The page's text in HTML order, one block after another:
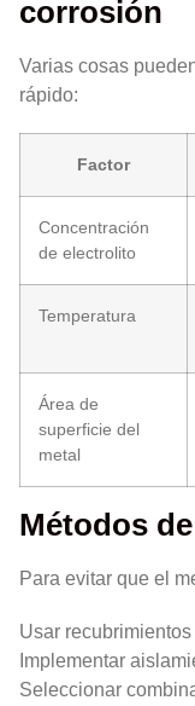
corrosión
Varias cosas
rápido:
Factor
Concentración
de electrolito
Temperatura
Área de
superficie del
metal
Métodos
Para evitar que el
Usar
Implementar
Seleccionar